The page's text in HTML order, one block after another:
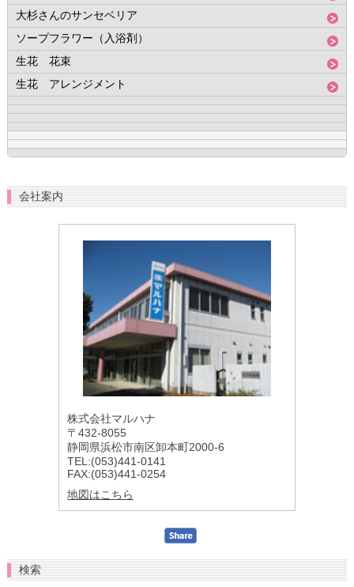
大杉さんのサンセベリア
ソープフラワー（入浴剤）
生花 花束
生花 アレンジメント
会社案内
株式会社マルハナ
〒432-8055
静岡県浜松市南区卸本町2000-6
TEL:(053)441-0141
FAX:(053)441-0254
地図はこちら
検索